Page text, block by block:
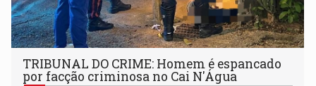
TRIBUNAL DO CRIME: Homem é espancado
por facção criminosa no Cai N'Água